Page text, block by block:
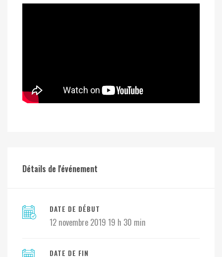
Détails de l'événement
DATE DE DÉBUT
12 novembre 2019 19 h 30 min
DATE DE FIN